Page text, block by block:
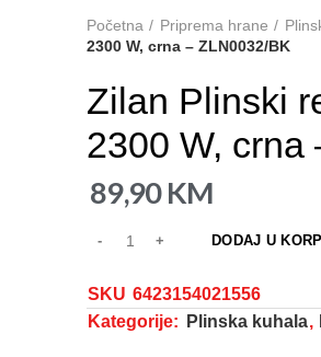
Početna Priprema hrane
2300 W, crna – ZLN0032/BK
Zilan Plinski
2300 W, crna
89,90KM
DODAJ U
SKU 6423154021556
Kategorije:
Plinska kuhala,